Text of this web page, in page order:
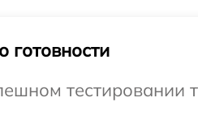
тестировании